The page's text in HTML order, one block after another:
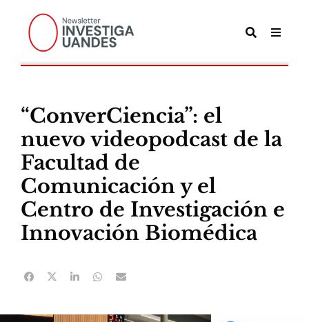
“ConverCiencia”: el
nuevo videopodcast de la
Facultad de
Comunicación y el
Centro de Investigación e
Innovación Biomédica